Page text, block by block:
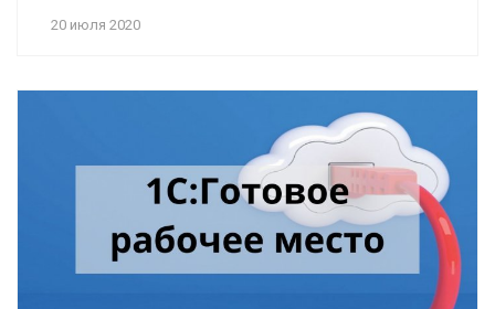
20 июля 2020